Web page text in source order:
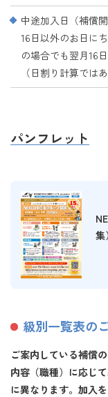
中途加入日（補償
16日以外のお日に
の場合でも翌月16
（日割り計算では
パンフレット
集）
級別一覧表の
ご案内している補償
内容（職種）に応じ
に異なります。加入